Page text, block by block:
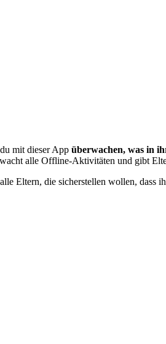
mit dieser App überwachen, was in
alle Offline-Aktivitäten und gibt
Eltern, die sicherstellen wollen,